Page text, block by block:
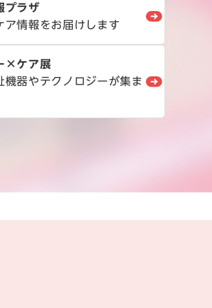
プラザ
ア情報をお届けします
×ケア展
機器やテクノロジーが集ま